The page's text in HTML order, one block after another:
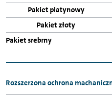
Rozszerzona ochrona